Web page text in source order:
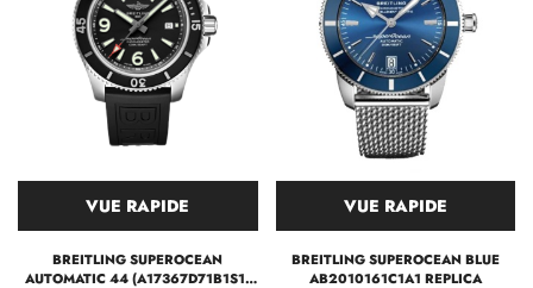
VUE RAPIDE
BREITLING SUPEROCEAN
AUTOMATIC 44 (A17367D71B1S1)
VUE RAPIDE
BREITLING SUPEROCEAN BLUE
AB2010161C1A1 REPLICA